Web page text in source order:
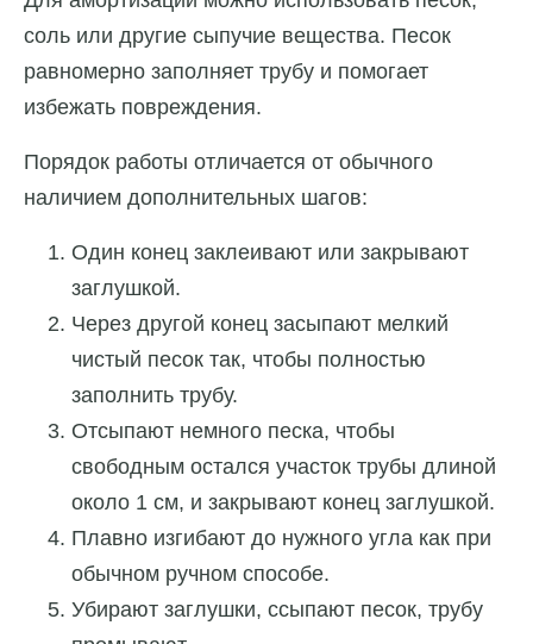
соль или другие сыпучие вещества. Песок
равномерно заполняет трубу и помогает
избежать повреждения.
Порядок работы отличается от обычного
наличием дополнительных шагов:
Один конец заклеивают или закрывают
заглушкой.
Через другой конец засыпают мелкий
чистый песок так, чтобы полностью
заполнить трубу.
Отсыпают немного песка, чтобы
свободным остался участок трубы длиной
около 1 см, и закрывают конец заглушкой.
Плавно изгибают до нужного угла как при
обычном ручном способе.
Убирают заглушки, ссыпают песок, трубу